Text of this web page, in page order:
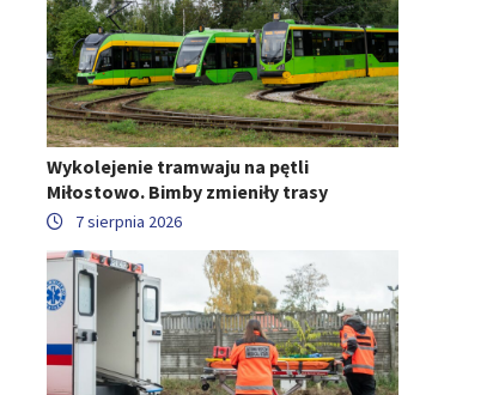
Wykolejenie tramwaju na pętli
Miłostowo. Bimby zmieniły trasy
7 sierpnia 2026